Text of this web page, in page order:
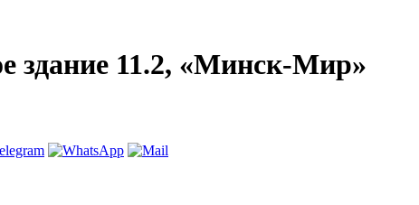
здание 11.2, «Минск-Мир»